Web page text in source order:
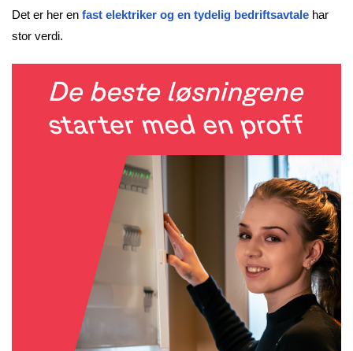
Det er her en fast elektriker og en tydelig bedriftsavtale har
stor verdi.